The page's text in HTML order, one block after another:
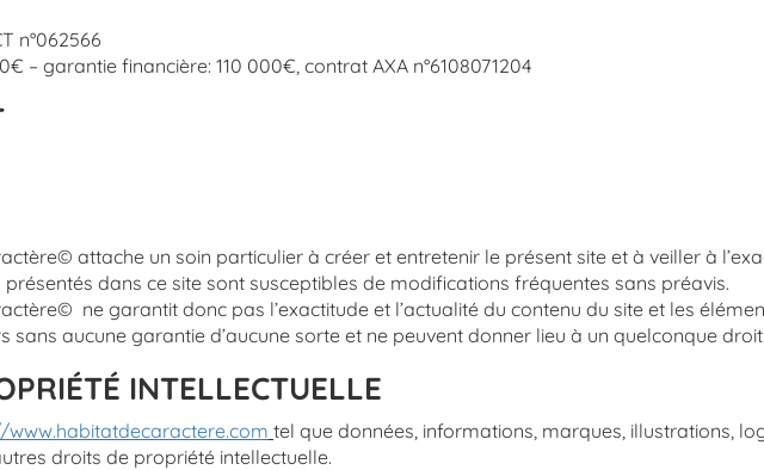
n°062566
– garantie financière: 110 000€, contrat AXA n°6108071204
attache un soin particulier à créer et entretenir le présent site et à veiller à
dans ce site sont susceptibles de modifications fréquentes sans préavis.
ne garantit donc pas l’exactitude et l’actualité du contenu du site et les
sans aucune garantie d’aucune sorte et ne peuvent donner lieu à un quelconque
INTELLECTUELLE
www.habitatdecaractere.com tel que données, informations, marques, illustrations,
droits de propriété intellectuelle.